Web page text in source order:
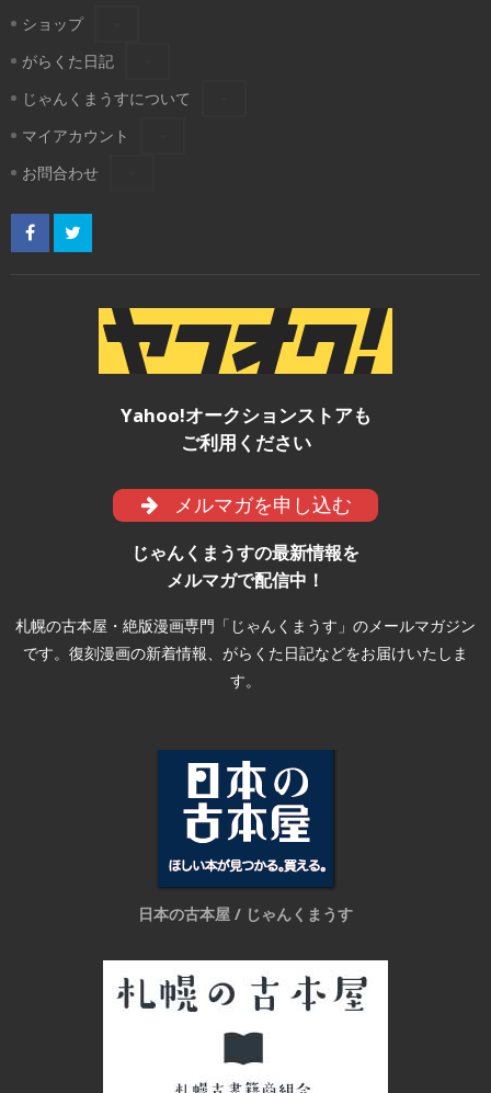
ショップ
がらくた日記
じゃんくまうすについて
マイアカウント
お問合わせ
Yahoo!オークションストアも
ご利用ください
メルマガを申し込む
じゃんくまうすの最新情報を
メルマガで配信中！
札幌の古本屋・絶版漫画専門「じゃんくまうす」のメールマガジン
です。復刻漫画の新着情報、がらくた日記などをお届けいたしま
す。
日本の古本屋 / じゃんくまうす